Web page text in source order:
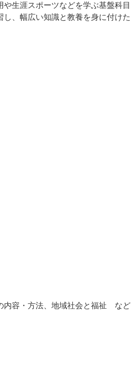
生涯スポーツなどを学ぶ基盤科目
、幅広い知識と教養を身に付けた
内容・方法、地域社会と福祉 など